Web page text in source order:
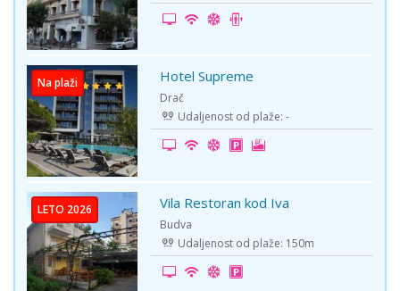
Na plaži Hotel Supreme
Drač
Udaljenost od plaže: -
LETO 2026 Vila Restoran kod Iva
Budva
Udaljenost od plaže: 150m